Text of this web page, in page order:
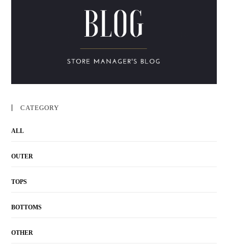
CATEGORY
ALL
OUTER
TOPS
BOTTOMS
OTHER